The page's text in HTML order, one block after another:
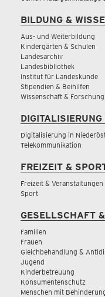
BILDUNG &
Aus- und Weiterbildung
Kindergärten & Schulen
Landesarchiv
Landesbibliothek
Institut für Landeskunde
Stipendien & Beihilfen
Wissenschaft & Forschung
Digitalisierung in
Telekommunikation
FREIZEIT &
Freizeit & Veranstaltungen
Sport
GESELLSCHAFT
Familien
Frauen
Gleichbehandlung &
Jugend
Kinderbetreuung
Konsumentenschutz
Menschen mit